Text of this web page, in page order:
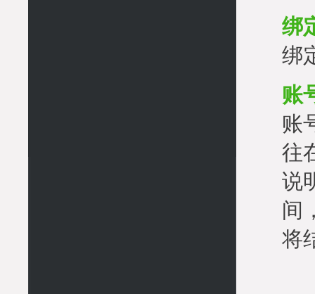
绑
绑
账
账
往
说
间
将